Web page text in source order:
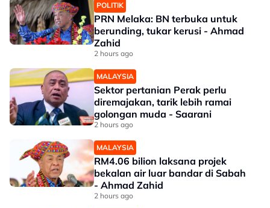
POLITIK
PRN Melaka: BN terbuka untuk
berunding, tukar kerusi - Ahmad
Zahid
2 hours ago
MALAYSIA
Sektor pertanian Perak perlu
diremajakan, tarik lebih ramai
golongan muda - Saarani
2 hours ago
MALAYSIA
RM4.06 bilion laksana projek
bekalan air luar bandar di Sabah
- Ahmad Zahid
2 hours ago